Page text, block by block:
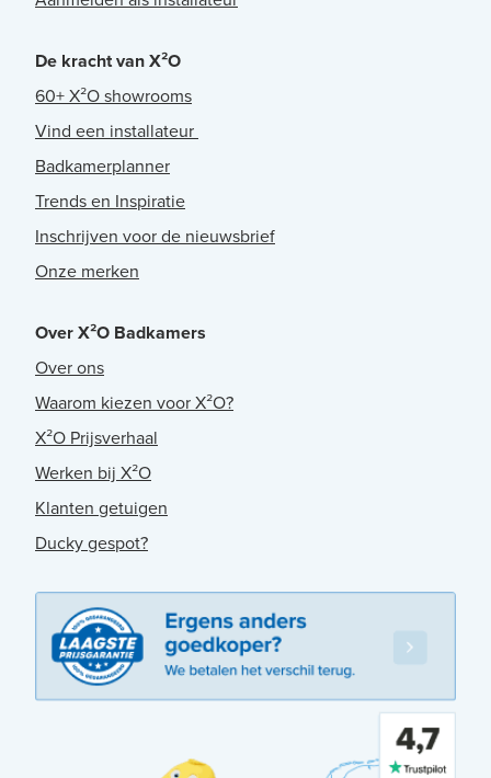
De kracht van X²O
60+ X²O showrooms
Vind een installateur
Badkamerplanner
Trends en Inspiratie
Inschrijven voor de nieuwsbrief
Onze merken
Over X²O Badkamers
Over ons
Waarom kiezen voor X²O?
X²O Prijsverhaal
Werken bij X²O
Klanten getuigen
Ducky gespot?